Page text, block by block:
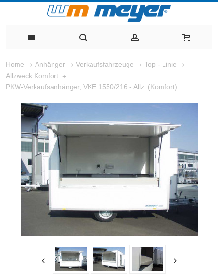
Home Anhänger Verkaufsfahrzeuge
Top - Linie
Allzweck Komfort
PKW-Verkaufsanhänger, VKE 1550/216 - Allz. (Komfort)